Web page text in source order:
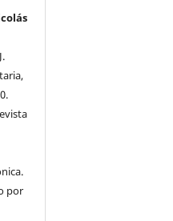
por